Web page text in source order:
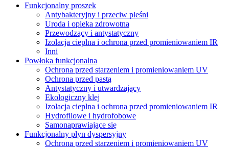
Funkcjonalny proszek
Antybakteryjny i przeciw pleśni
Uroda i opieka zdrowotna
Przewodzący i antystatyczny
Izolacja cieplna i ochrona przed promieniowaniem IR
Inni
Powłoka funkcjonalna
Ochrona przed starzeniem i promieniowaniem UV
Ochrona przed pastą
Antystatyczny i utwardzający
Ekologiczny klej
Izolacja cieplna i ochrona przed promieniowaniem IR
Hydrofilowe i hydrofobowe
Samonaprawiające się
Funkcjonalny płyn dyspersyjny
Ochrona przed starzeniem i promieniowaniem UV